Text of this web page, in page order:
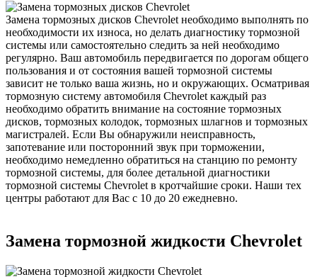
Замена тормозных дисков Chevrolet необходимо выполнять по
необходимости их износа, но делать диагностику тормозной
системы или самостоятельно следить за ней необходимо
регулярно. Ваш автомобиль передвигается по дорогам общего
пользования и от состояния вашей тормозной системы
зависит не только ваша жизнь, но и окружающих. Осматривая
тормозную систему автомобиля Chevrolet каждый раз
необходимо обратить внимание на состояние тормозных
дисков, тормозных колодок, тормозных шлагнов и тормозных
магистралей. Если Вы обнаружили неисправность,
запотевание или посторонний звук при торможении,
необходимо немедленно обратиться на станцию по ремонту
тормозной системы, для более детальной диагностики
тормозной системы Chevrolet в кротчайшие сроки. Наши тех
центры работают для Вас с 10 до 20 ежедневно.
Замена тормозной жидкости Chevrolet